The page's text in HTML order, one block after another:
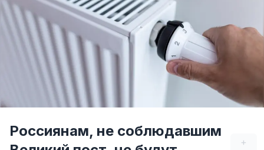
+
Россиянам, не соблюдавшим